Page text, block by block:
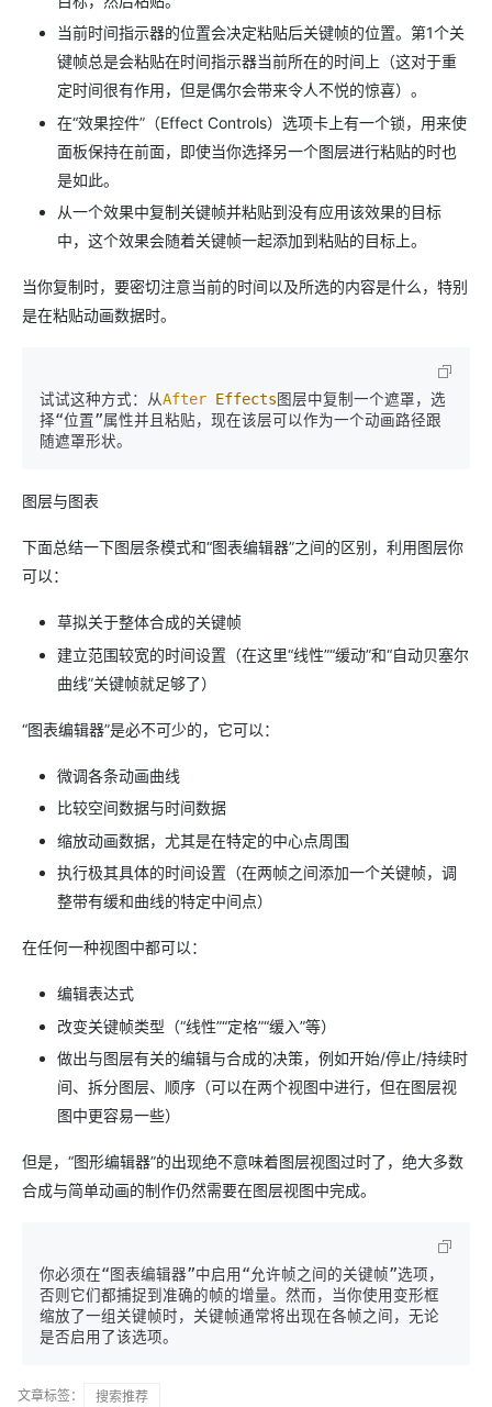
当前时间指示器的位置会决定粘贴后关键帧的位置。第1个关
键帧总是会粘贴在时间指示器当前所在的时间上（这对于重
定时间很有作用，但是偶尔会带来令人不悦的惊喜）。
在“效果控件”（Effect Controls）选项卡上有一个锁，用来使
面板保持在前面，即使当你选择另一个图层进行粘贴的时也
是如此。
从一个效果中复制关键帧并粘贴到没有应用该效果的目标
中，这个效果会随着关键帧一起添加到粘贴的目标上。
当你复制时，要密切注意当前的时间以及所选的内容是什么，特别
是在粘贴动画数据时。
试试这种方式：从After Effects图层中复制一个遮罩，选
择“位置”属性并且粘贴，现在该层可以作为一个动画路径跟
图层与图表
下面总结一下图层条模式和“图表编辑器”之间的区别，利用图层你
可以：
草拟关于整体合成的关键帧
建立范围较宽的时间设置（在这里“线性”“缓动”和“自动贝塞尔
曲线”关键帧就足够了）
“图表编辑器”是必不可少的，它可以：
微调各条动画曲线
比较空间数据与时间数据
缩放动画数据，尤其是在特定的中心点周围
执行极其具体的时间设置（在两帧之间添加一个关键帧，调
整带有缓和曲线的特定中间点）
在任何一种视图中都可以：
编辑表达式
改变关键帧类型（“线性”“定格”“缓入”等）
做出与图层有关的编辑与合成的决策，例如开始/停止/持续时
间、拆分图层、顺序（可以在两个视图中进行，但在图层视
图中更容易一些）
但是，“图形编辑器”的出现绝不意味着图层视图过时了，绝大多数
合成与简单动画的制作仍然需要在图层视图中完成。
你必须在“图表编辑器”中启用“允许帧之间的关键帧”选项，
否则它们都捕捉到准确的帧的增量。然而，当你使用变形框
缩放了一组关键帧时，关键帧通常将出现在各帧之间，无论
文章标签：
搜索推荐